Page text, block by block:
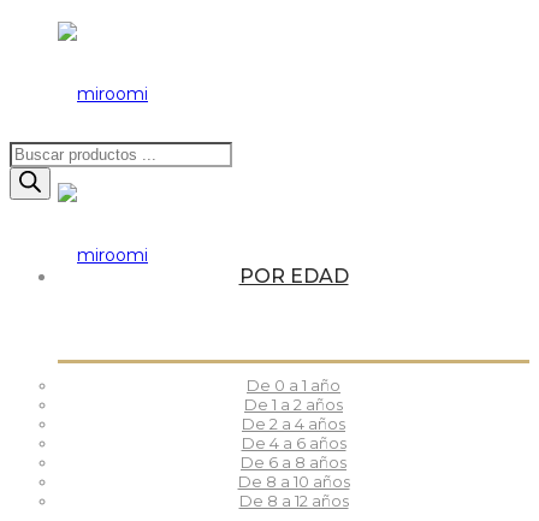
Búsqueda
de
productos
POR EDAD
De 0 a 1 año
De 1 a 2 años
De 2 a 4 años
De 4 a 6 años
De 6 a 8 años
De 8 a 10 años
De 8 a 12 años